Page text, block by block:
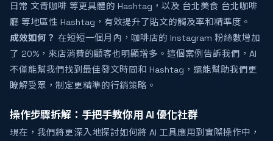
日常 文青咖啡 等更具體的 Hashtag，以及 台北美食 台北咖啡
廳 等地區性 Hashtag，有效提升了貼文的觸及率和精準度。
成效如何？ 在短短一個月內，咖啡店的 Instagram 粉絲數增加
了 20%，來店消費的顧客也明顯增多。這個案例告訴我們，AI
不僅能幫我們找到最佳發文時間和 Hashtag，還能幫助我們更
瞭解受眾，制定更精準的行銷策略。
操作步驟拆解：手把手教你用 AI 優化社群
現在，我們將更深入地探討如何將 AI 工具應用到實際操作中，